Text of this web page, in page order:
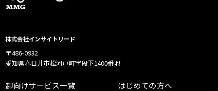
株式会社インサイトリード
〒486-0932
愛知県春日井市松河戸町字段下1400番地
卸向けサービス一覧
はじめての方へ